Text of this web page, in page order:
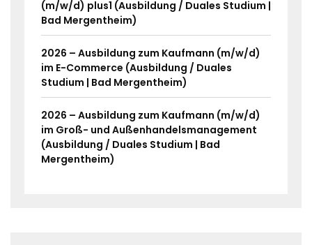
(m/w/d) plus1 (Ausbildung / Duales Studium |
Bad Mergentheim)
2026 – Ausbildung zum Kaufmann (m/w/d)
im E-Commerce (Ausbildung / Duales
Studium | Bad Mergentheim)
2026 – Ausbildung zum Kaufmann (m/w/d)
im Groß- und Außenhandelsmanagement
(Ausbildung / Duales Studium | Bad
Mergentheim)